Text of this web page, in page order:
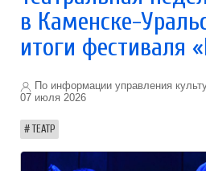
в Каменске-
итоги фестиваля
По информации управления
07 июля 2026
ТЕАТР